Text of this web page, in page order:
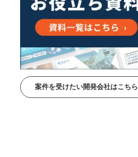
案件を受けたい開発会社はこちら